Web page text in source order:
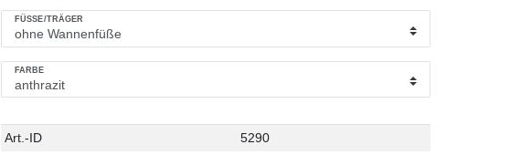
FÜSSE/TRÄGER
FARBE
Technisches
Wert
Art.-ID 5290